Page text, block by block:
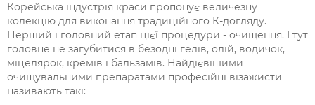
Корейська індустрія краси пропонує величезну
колекцію для виконання традиційного К-догляду.
Перший і головний етап цієї процедури - очищення. І тут
головне не загубитися в безодні гелів, олій, водичок,
міцелярок, кремів і бальзамів. Найдієвішими
очищувальними препаратами професійні візажисти
називають такі: